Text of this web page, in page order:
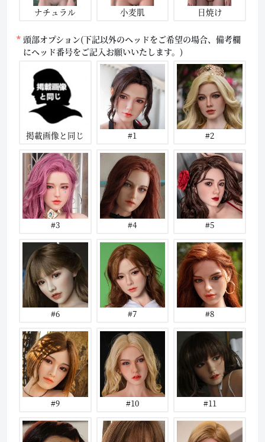
ナチュラル 小麦肌 日焼け
頭部オプション(下記以外のヘッドをご希望の場合、備考欄
にヘッド番号をご記入お願いいたします。)
掲載画像と同じ #1 #2
#3 #4 #5
#6 #7 #8
#9 #10 #11